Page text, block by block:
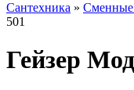
Сантехника » Сменные
501
Гейзер